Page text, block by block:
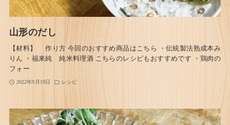
山形のだし
【材料】 作り方 今回のおすすめ商品はこちら ・伝統製法熟成本み
りん ・福来純 純米料理酒 こちらのレシピもおすすめです ・鶏肉の
フォー
2022年9月19日 レシピ